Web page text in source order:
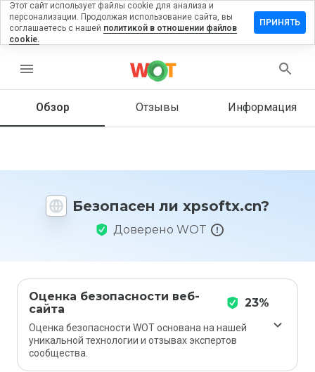
menu
Обзор Отзывы Информация
Безопасен ли xpsoftx.cn?
Доверено WOT
Оценка безопасности веб-
сайта
23%
Оценка безопасности WOT основана на нашей
уникальной технологии и отзывах экспертов
сообщества.
на
Как бы
этот
1 до 5?
Этот сайт использует файлы cookie для анализа и
персонализации. Продолжая использование сайта, вы
соглашаетесь с нашей политикой в отношении файлов
cookie.
ПРИНЯТЬ